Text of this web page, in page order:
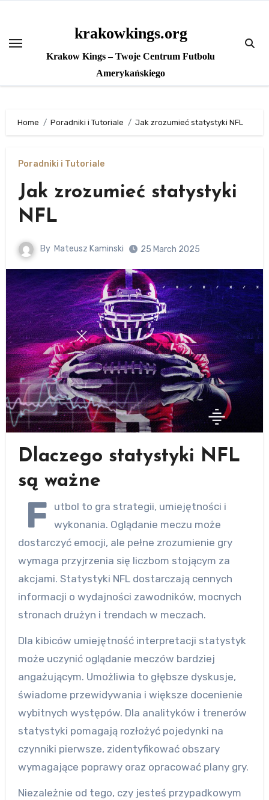
content
krakowkings.org
Krakow Kings – Twoje Centrum Futbolu
Amerykańskiego
Home Poradniki i Tutoriale Jak zrozumieć statystyki NFL
Poradniki i Tutoriale
Jak zrozumieć statystyki
NFL
By Mateusz Kaminski 25 March 2025
Dlaczego statystyki NFL
są ważne
F
utbol to gra strategii, umiejętności i
wykonania. Oglądanie meczu może
dostarczyć emocji, ale pełne zrozumienie gry
wymaga przyjrzenia się liczbom stojącym za
akcjami. Statystyki NFL dostarczają cennych
informacji o wydajności zawodników, mocnych
stronach drużyn i trendach w meczach.
Dla kibiców umiejętność interpretacji statystyk
może uczynić oglądanie meczów bardziej
angażującym. Umożliwia to głębsze dyskusje,
świadome przewidywania i większe docenienie
wybitnych występów. Dla analityków i trenerów
statystyki pomagają rozłożyć pojedynki na
czynniki pierwsze, zidentyfikować obszary
wymagające poprawy oraz opracować plany gry.
Niezależnie od tego, czy jesteś przypadkowym